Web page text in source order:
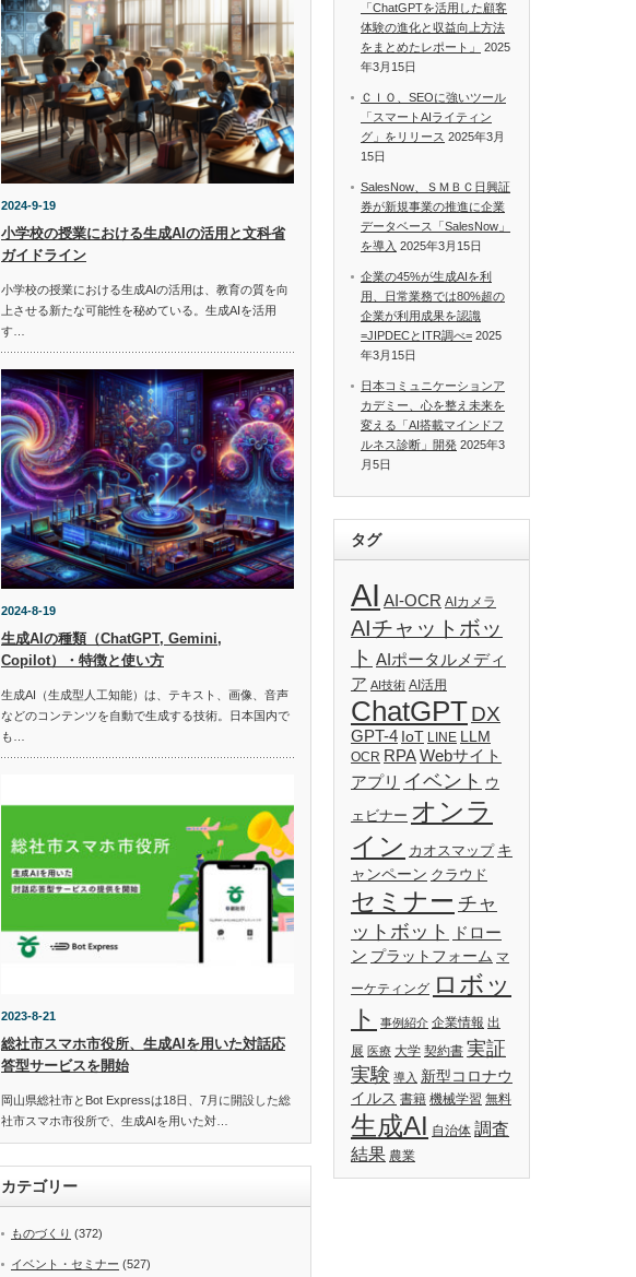
2024-9-19
小学校の授業における生成AIの活用と文科省
ガイドライン
小学校の授業における生成AIの活用は、教育の質を向
上させる新たな可能性を秘めている。生成AIを活用
す…
2024-8-19
生成AIの種類（ChatGPT, Gemini,
Copilot）・特徴と使い方
生成AI（生成型人工知能）は、テキスト、画像、音声
などのコンテンツを自動で生成する技術。日本国内で
も…
2023-8-21
総社市スマホ市役所、生成AIを用いた対話応
答型サービスを開始
岡山県総社市とBot Expressは18日、7月に開設した総
社市スマホ市役所で、生成AIを用いた対…
カテゴリー
ものづくり (372)
イベント・セミナー (527)
「ChatGPTを活用した顧客
体験の進化と収益向上方法
をまとめたレポート」
2025
年3月15日
ＣＩＯ、SEOに強いツール
「スマートAIライティン
グ」をリリース 2025年3月
15日
SalesNow、ＳＭＢＣ日興証
券が新規事業の推進に企業
データベース「SalesNow」
を導入 2025年3月15日
企業の45%が生成AIを利
用、日常業務では80%超の
企業が利用成果を認識
=JIPDECとITR調べ= 2025
年3月15日
日本コミュニケーションア
カデミー、心を整え未来を
変える「AI搭載マインドフ
ルネス診断」開発 2025年3
月5日
タグ
AI AI-OCR AIカメラ
AIチャットボッ
ト AIポータルメディ
ア AI技術 AI活用
ChatGPTDX
GPT-4 IoT LINE LLM
OCR RPAWebサイト
アプリ イベント ウ
ェビナー オンラ
イン カオスマップ キ
ャンペーン クラウド
セミナー チャ
ットボット
ドロー
ン プラットフォーム マ
ーケティング ロボッ
ト
事例紹介 企業情報 出
展 医療 大学 契約書 実証
実験 導入 新型コロナウ
イルス 書籍 機械学習 無料
生成AI 自治体 調査
結果 農業